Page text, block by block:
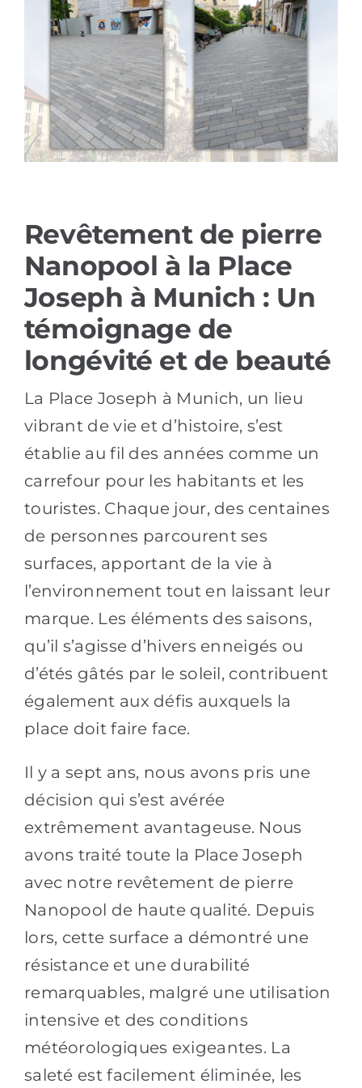
Références
Produits
Solutions sectorielles
Français
Revêtement de pierre
Nanopool à la Place
Joseph à Munich : Un
témoignage de
longévité et de beauté
La Place Joseph à Munich, un lieu
vibrant de vie et d’histoire, s’est
établie au fil des années comme un
carrefour pour les habitants et les
touristes. Chaque jour, des centaines
de personnes parcourent ses
surfaces, apportant de la vie à
l’environnement tout en laissant leur
marque. Les éléments des saisons,
qu’il s’agisse d’hivers enneigés ou
d’étés gâtés par le soleil, contribuent
également aux défis auxquels la
place doit faire face.
Il y a sept ans, nous avons pris une
décision qui s’est avérée
extrêmement avantageuse. Nous
avons traité toute la Place Joseph
avec notre revêtement de pierre
Nanopool de haute qualité. Depuis
lors, cette surface a démontré une
résistance et une durabilité
remarquables, malgré une utilisation
intensive et des conditions
météorologiques exigeantes. La
saleté est facilement éliminée, les